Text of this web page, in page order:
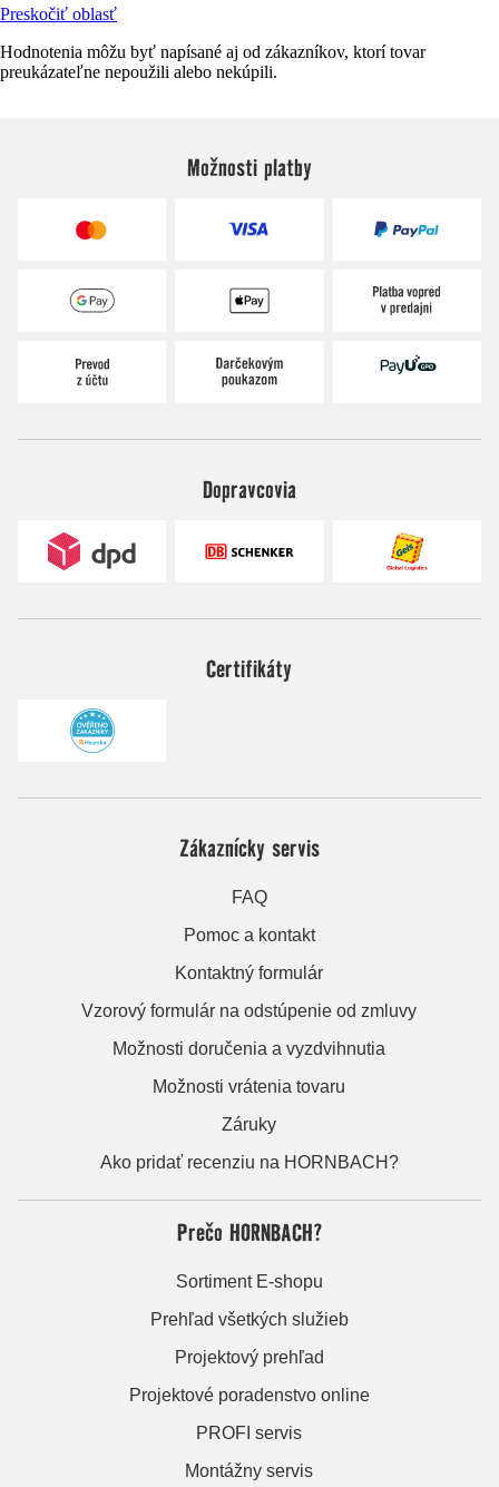
Preskočiť oblasť
Hodnotenia môžu byť napísané aj od zákazníkov, ktorí tovar
preukázateľne nepoužili alebo nekúpili.
Možnosti platby
Dopravcovia
Certifikáty
Zákaznícky servis
FAQ
Pomoc a kontakt
Kontaktný formulár
Vzorový formulár na odstúpenie od zmluvy
Možnosti doručenia a vyzdvihnutia
Možnosti vrátenia tovaru
Záruky
Ako pridať recenziu na HORNBACH?
Prečo HORNBACH?
Sortiment E-shopu
Prehľad všetkých služieb
Projektový prehľad
Projektové poradenstvo online
PROFI servis
Montážny servis